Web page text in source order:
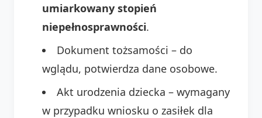
umiarkowany stopień
niepełnosprawności.
Dokument tożsamości – do
wglądu, potwierdza dane osobowe.
Akt urodzenia dziecka – wymagany
w przypadku wniosku o zasiłek dla